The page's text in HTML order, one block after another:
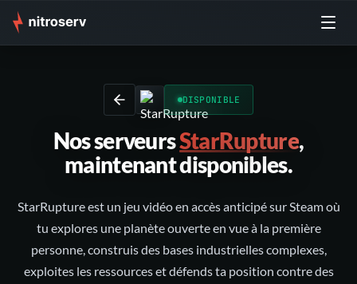
DISPONIBLE
Nos serveursStarRupture,
maintenant disponibles.
StarRupture est un jeu vidéo en accès anticipé sur Steam où
tu explores une planète ouverte en vue à la première
personne, construis des bases industrielles complexes,
exploites les ressources et défends ta position contre des